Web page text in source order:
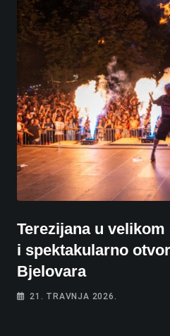
Terezijana u
i spektakularno
Bjelovara
21. TRAVNJA 2026.